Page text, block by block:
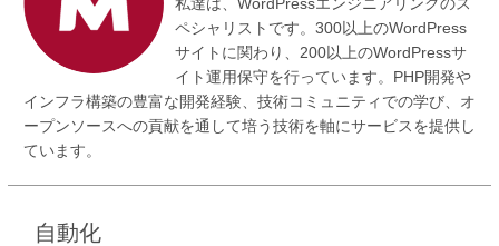
ペシャリストです。300以上のWordPress
サイトに関わり、200以上のWordPressサ
イト運用保守を行っています。PHP開発や
インフラ構築の豊富な開発経験、技術コミュニティでの学び、オ
ープンソースへの貢献を通して培う技術を軸にサービスを提供し
ています。
自動化